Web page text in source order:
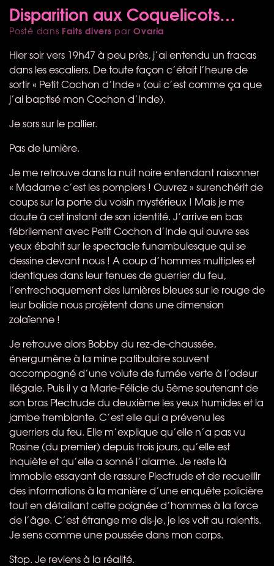
Disparition aux Coquelicots…
Posté dans Faits divers parOvaria
Hier soir vers 19h47 à peu près, j’ai entendu un fracas
dans les escaliers. De toute façon c’était l’heure de
sortir « Petit Cochon d’Inde » (oui c’est comme ça que
j’ai baptisé mon Cochon d’Inde).
Je sors sur le pallier.
Pas de lumière.
Je me retrouve dans la nuit noire entendant raisonner
« Madame c’est les pompiers ! Ouvrez » surenchérit de
coups sur la porte du voisin mystérieux ! Mais je me
doute à cet instant de son identité. J’arrive en bas
fébrilement avec Petit Cochon d’Inde qui ouvre ses
yeux ébahit sur le spectacle funambulesque qui se
dessine devant nous ! A coup d’hommes multiples et
identiques dans leur tenues de guerrier du feu,
l’entrechoquement des lumières bleues sur le rouge de
leur bolide nous projètent dans une dimension
zolaïenne !
Je retrouve alors Bobby du rez-de-chaussée,
énergumène à la mine patibulaire souvent
accompagné d’une volute de fumée verte à l’odeur
illégale. Puis il y a Marie-Félicie du 5ème soutenant de
son bras Plectrude du deuxième les yeux humides et la
jambe tremblante. C’est elle qui a prévenu les
guerriers du feu. Elle m’explique qu’elle n’a pas vu
Rosine (du premier) depuis trois jours, qu’elle est
inquiète et qu’elle a sonné l’alarme. Je reste là
immobile essayant de rassure Plectrude et de recueillir
des informations à la manière d’une enquête policière
tout en détaillant cette poignée d’hommes à la force
de l’âge. C’est étrange me dis-je, je les voit au ralentis.
Je sens comme une poussée dans mon corps.
Stop. Je reviens à la réalité.